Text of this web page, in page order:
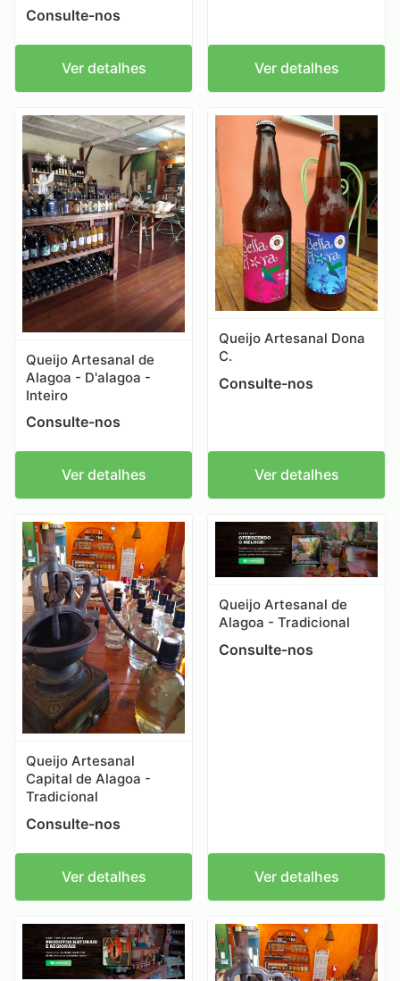
Consulte-nos
Ver detalhes Ver detalhes
Queijo Artesanal de
Alagoa - D'alagoa -
Inteiro
Consulte-nos
Ver detalhes
Queijo Artesanal Dona
C.
Consulte-nos
Ver detalhes
Queijo Artesanal
Capital de Alagoa -
Tradicional
Consulte-nos
Ver detalhes
Queijo Artesanal de
Alagoa - Tradicional
Consulte-nos
Ver detalhes